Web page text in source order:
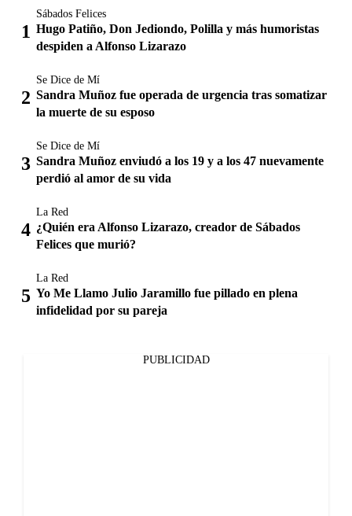
Sábados Felices
Hugo Patiño, Don Jediondo, Polilla y más humoristas
despiden a Alfonso Lizarazo
Se Dice de Mí
Sandra Muñoz fue operada de urgencia tras somatizar
la muerte de su esposo
Se Dice de Mí
Sandra Muñoz enviudó a los 19 y a los 47 nuevamente
perdió al amor de su vida
La Red
¿Quién era Alfonso Lizarazo, creador de Sábados
Felices que murió?
La Red
Yo Me Llamo Julio Jaramillo fue pillado en plena
infidelidad por su pareja
PUBLICIDAD